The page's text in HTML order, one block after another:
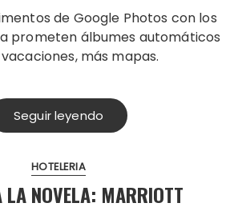
prometen álbumes automáticos
más mapas.
Seguir leyendo
HOTELERIA
LA NOVELA: MARRIOTT